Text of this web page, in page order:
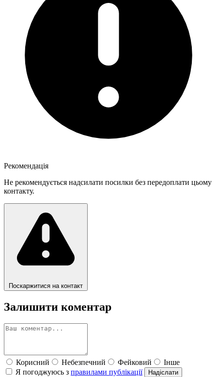
Рекомендація
Не рекомендується надсилати посилки без передоплати цьому
контакту.
Поскаржитися на контакт
Залишити коментар
Корисний Небезпечний Фейковий
Інше
Я погоджуюсь з правилами публікації Надіслати